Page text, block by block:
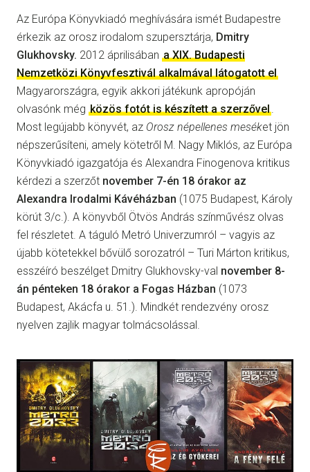
Az Európa Könyvkiadó meghívására ismét Budapestre
érkezik az orosz irodalom szupersztárja, Dmitry
Glukhovsky. 2012 áprilisában a XIX. Budapesti
Nemzetközi Könyvfesztivál alkalmával látogatott el
Magyarországra, egyik akkori játékunk apropóján
olvasónk még közös fotót is készített a szerzővel.
Most legújabb könyvét, az Orosz népellenes meséket jön
népszerűsíteni, amely kötetről M. Nagy Miklós, az Európa
Könyvkiadó igazgatója és Alexandra Finogenova kritikus
kérdezi a szerzőt november 7-én 18 órakor az
Alexandra Irodalmi Kávéházban (1075 Budapest, Károly
körút 3/c.). A könyvből Ötvös András színművész olvas
fel részletet. A táguló Metró Univerzumról – vagyis az
újabb kötetekkel bővülő sorozatról – Turi Márton kritikus,
esszéíró beszélget Dmitry Glukhovsky-val november 8-
án pénteken 18 órakor a Fogas Házban (1073
Budapest, Akácfa u. 51.). Mindkét rendezvény orosz
nyelven zajlik magyar tolmácsolással.